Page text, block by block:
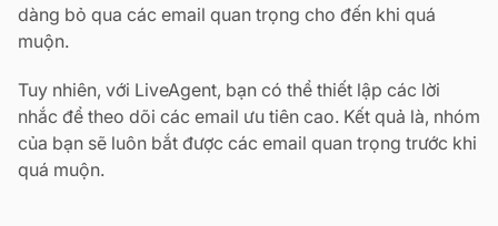
dàng bỏ qua các email quan trọng cho đến khi quá
muộn.
Tuy nhiên, với LiveAgent, bạn có thể thiết lập các lời
nhắc để theo dõi các email ưu tiên cao. Kết quả là, nhóm
của bạn sẽ luôn bắt được các email quan trọng trước khi
quá muộn.